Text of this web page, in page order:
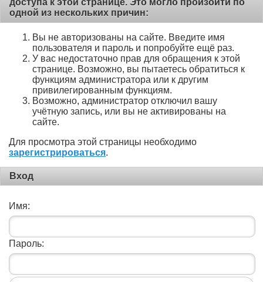
доступа к этой странице. Это могло произойти по
одной из нескольких причин:
Вы не авторизованы на сайте. Введите имя
пользователя и пароль и попробуйте ещё раз.
У вас недостаточно прав для обращения к этой
странице. Возможно, вы пытаетесь обратиться к
функциям администратора или к другим
привилегированным функциям.
Возможно, администратор отключил вашу
учётную запись, или вы не активированы на
сайте.
Для просмотра этой страницы необходимо
зарегистрироваться.
Вход
Имя:
Пароль: